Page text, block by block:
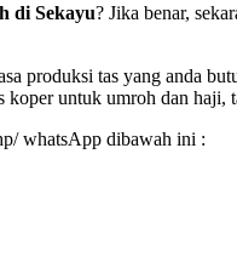
di Sekayu? Jika benar,
produksi tas yang anda
koper untuk umroh dan haji,
whatsApp dibawah ini :